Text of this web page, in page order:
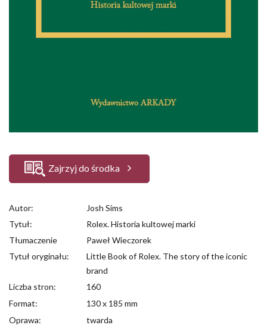
Zajrzyj do środka
Autor:
Josh Sims
Tytuł:
Rolex. Historia kultowej marki
Tłumaczenie
Paweł Wieczorek
Tytuł oryginału:
Little Book of Rolex. The story of the iconic
brand
Liczba stron:
160
Format:
130 x 185 mm
Oprawa:
twarda